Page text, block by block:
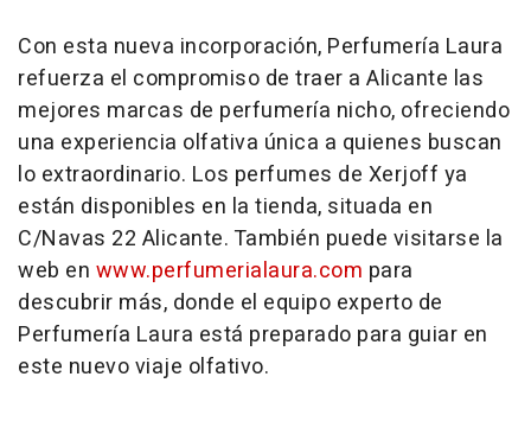
Con esta nueva incorporación, Perfumería Laura
refuerza el compromiso de traer a Alicante las
mejores marcas de perfumería nicho, ofreciendo
una experiencia olfativa única a quienes buscan
lo extraordinario. Los perfumes de Xerjoff ya
están disponibles en la tienda, situada en
C/Navas 22 Alicante. También puede visitarse la
web en www.perfumerialaura.com para
descubrir más, donde el equipo experto de
Perfumería Laura está preparado para guiar en
este nuevo viaje olfativo.